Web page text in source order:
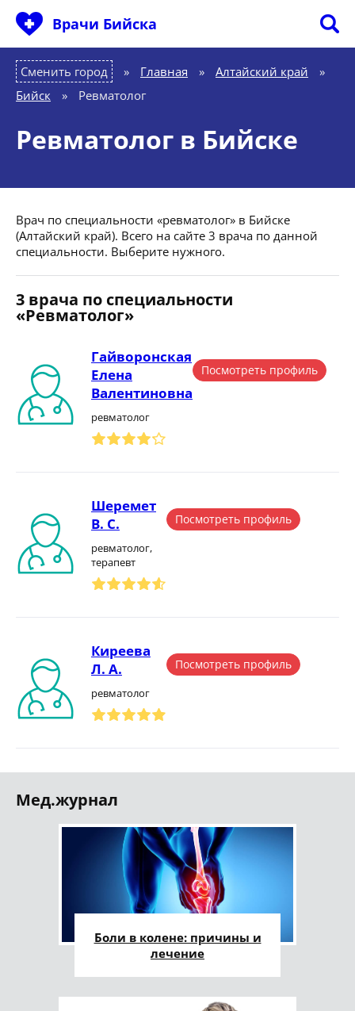
Врачи Бийска
Сменить город Главная » Алтайский край
»
Бийск
» Ревматолог
Ревматолог в Бийске
Врач по специальности «ревматолог» в Бийске
(Алтайский край). Всего на сайте 3 врача по данной
специальности. Выберите нужного.
3 врача по специальности
«Ревматолог»
Гайворонская
Елена
Валентиновна
ревматолог
Посмотреть профиль
Шеремет
В. С.
ревматолог,
терапевт
Посмотреть профиль
Киреева
Л. А.
ревматолог
Посмотреть профиль
Мед.журнал
Боли в колене: причины и
лечение